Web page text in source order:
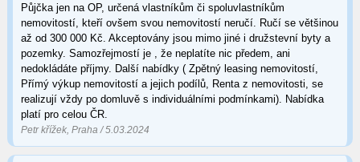
Půjčka jen na OP, určená vlastníkům či spoluvlastníkům
nemovitostí, kteří ovšem svou nemovitostí neručí. Ručí se většinou
až od 300 000 Kč. Akceptovány jsou mimo jiné i družstevní byty a
pozemky. Samozřejmostí je , že neplatíte nic předem, ani
nedokládáte příjmy. Další nabídky ( Zpětný leasing nemovitostí,
Přímý výkup nemovitostí a jejich podílů, Renta z nemovitosti, se
realizují vždy po domluvě s individuálními podmínkami). Nabídka
platí pro celou ČR.
Petr křížek, Praha / 5.03.2024